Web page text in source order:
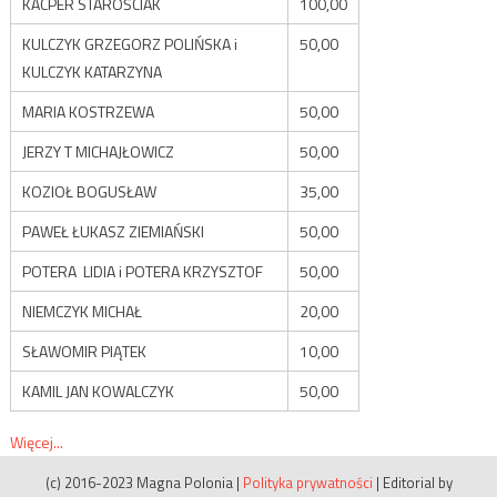
KULCZYK GRZEGORZ POLIŃSKA i
KULCZYK KATARZYNA
50,00
MARIA KOSTRZEWA
50,00
JERZY T MICHAJŁOWICZ
50,00
KOZIOŁ BOGUSŁAW
35,00
PAWEŁ ŁUKASZ ZIEMIAŃSKI
50,00
POTERA LIDIA i POTERA KRZYSZTOF
50,00
NIEMCZYK MICHAŁ
20,00
SŁAWOMIR PIĄTEK
10,00
KAMIL JAN KOWALCZYK
50,00
Więcej...
(c) 2016-2023 Magna Polonia | Polityka prywatności | Editorial by